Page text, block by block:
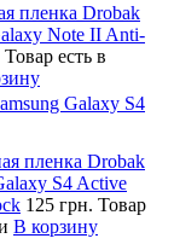
пленка Drobak
Note II Anti-
Товар есть в
Galaxy S4
пленка Drobak
S4 Active
125 грн. Товар
В корзину